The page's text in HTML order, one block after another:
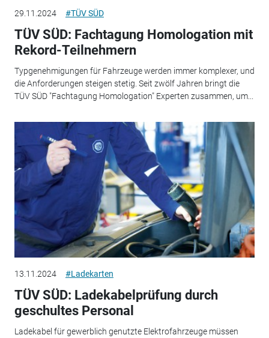
29.11.2024 #TÜV SÜD
TÜV SÜD: Fachtagung Homologation mit
Rekord-Teilnehmern
Typgenehmigungen für Fahrzeuge werden immer komplexer, und
die Anforderungen steigen stetig. Seit zwölf Jahren bringt die
TÜV SÜD "Fachtagung Homologation" Experten zusammen, um...
13.11.2024 #Ladekarten
TÜV SÜD: Ladekabelprüfung durch
geschultes Personal
Ladekabel für gewerblich genutzte Elektrofahrzeuge müssen